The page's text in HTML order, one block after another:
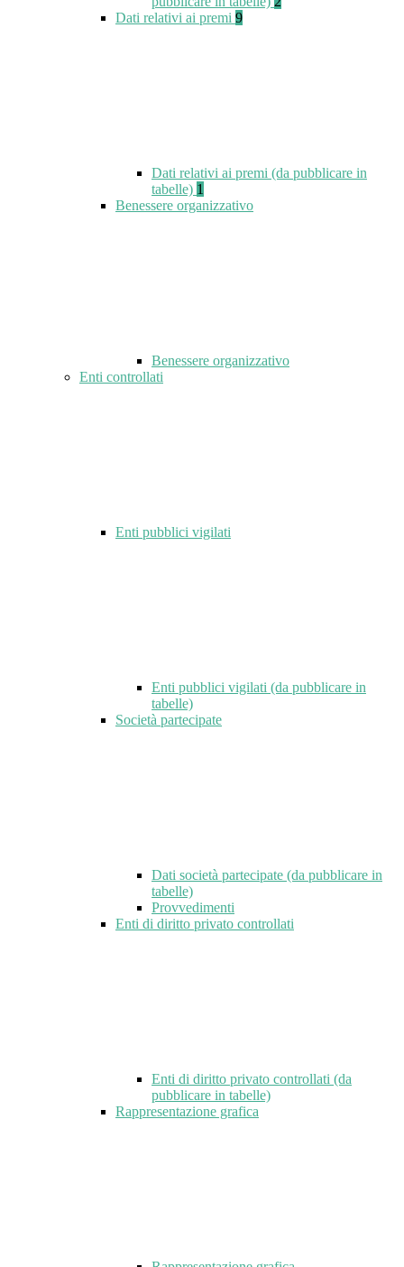
Dati relativi ai premi 9
Dati relativi ai premi (da pubblicare in
tabelle) 1
Benessere organizzativo
Benessere organizzativo
Enti controllati
Enti pubblici vigilati
Enti pubblici vigilati (da pubblicare in
tabelle)
Società partecipate
Dati società partecipate (da pubblicare in
tabelle)
Provvedimenti
Enti di diritto privato controllati
Enti di diritto privato controllati (da
pubblicare in tabelle)
Rappresentazione grafica